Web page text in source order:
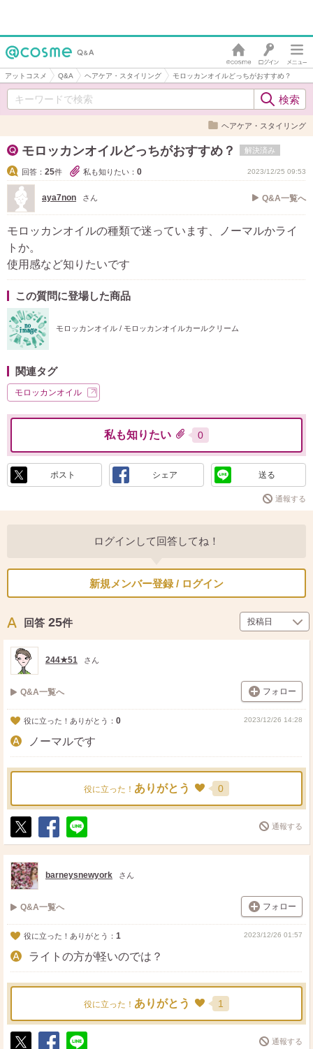
アットコスメ Q&A ヘアケア・スタイリング モロッカンオイルどっちがおすすめ？
ヘアケア・スタイリング
モロッカンオイルどっちがおすすめ？ 解決済み
回答： 25件 私も知りたい： 0 2023/12/25 09:53
aya7non さん Q&A一覧へ
モロッカンオイルの種類で迷っています、ノーマルかライ
トか。
使用感など知りたいです
この質問に登場した商品
モロッカンオイル / モロッカンオイルカールクリーム
関連タグ
モロッカンオイル
私も知りたい 0
ポスト シェア 送る
通報する
ログインして回答してね！
新規メンバー登録 / ログイン
回答 25件
244★51 さん
Q&A一覧へ フォロー
役に立った！ありがとう： 0 2023/12/26 14:28
ノーマルです
役に立った！ ありがとう 0
ポ
ス
ト
シ
ェ
送
る
通報する
barneysnewyork さん
Q&A一覧へ フォロー
役に立った！ありがとう： 1 2023/12/26 01:57
ライトの方が軽いのでは？
役に立った！ ありがとう 1
通報する